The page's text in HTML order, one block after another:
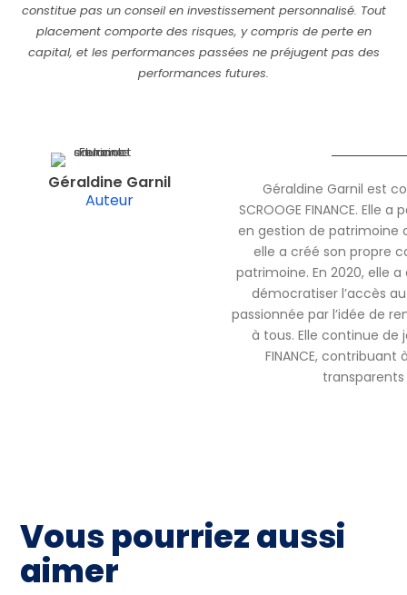
constitue pas un conseil en investissement personnalisé. Tout
placement comporte des risques, y compris de perte en
capital, et les performances passées ne préjugent pas des
performances futures.
Géraldine Garnil
Auteur
Géraldine Garnil est
SCROOGE FINANCE. Elle
en gestion de patrimoine
elle a créé son propre
patrimoine. En 2020, elle a
démocratiser l’accès
passionnée par l’idée de
à tous. Elle continue de
FINANCE,
Vous pourriez aussi
aimer